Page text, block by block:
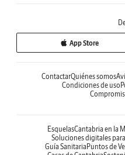
App Store
ContactarQuiénes somos
Condiciones de uso
EsquelasCantabria en la
Soluciones digitales
Guía Sanitaria Puntos de